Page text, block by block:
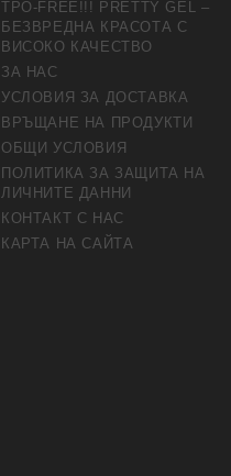
TPO-FREE!!! PRETTY GEL –
БЕЗВРЕДНА КРАСОТА С
ВИСОКО КАЧЕСТВО
ЗА НАС
УСЛОВИЯ ЗА ДОСТАВКА
ВРЪЩАНЕ НА ПРОДУКТИ
ОБЩИ УСЛОВИЯ
ПОЛИТИКА ЗА ЗАЩИТА НА
ЛИЧНИТЕ ДАННИ
КОНТАКТ С НАС
КАРТА НА САЙТА